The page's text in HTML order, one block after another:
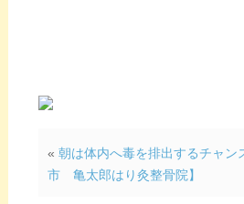
« 朝は体内へ毒を排出するチャン
市 亀太郎はり灸整骨院】